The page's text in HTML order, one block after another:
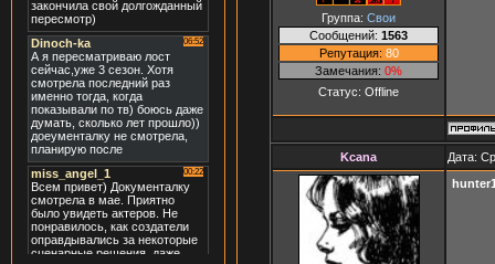
Группа: Свои
Сообщений: 1563
Репутация: 80
Замечания: 0%
Статус: Offline
Kcana Дата: